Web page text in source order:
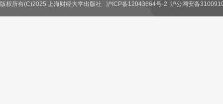
联系我们
版权所有(C)2025 上海财经大学出版社 沪ICP备12043664号-2 沪公网安备